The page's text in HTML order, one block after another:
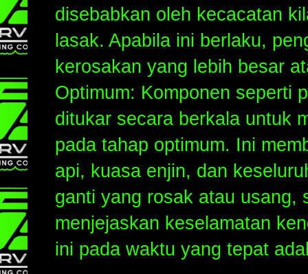
disebabkan oleh kecacatan
lasak. Apabila ini berlaku,
kerosakan yang lebih besar
Optimum: Komponen seperti
ditukar secara berkala untuk
pada tahap optimum. Ini
api, kuasa enjin, dan
ganti yang rosak atau usang,
menjejaskan keselamatan
ini pada waktu yang tepat